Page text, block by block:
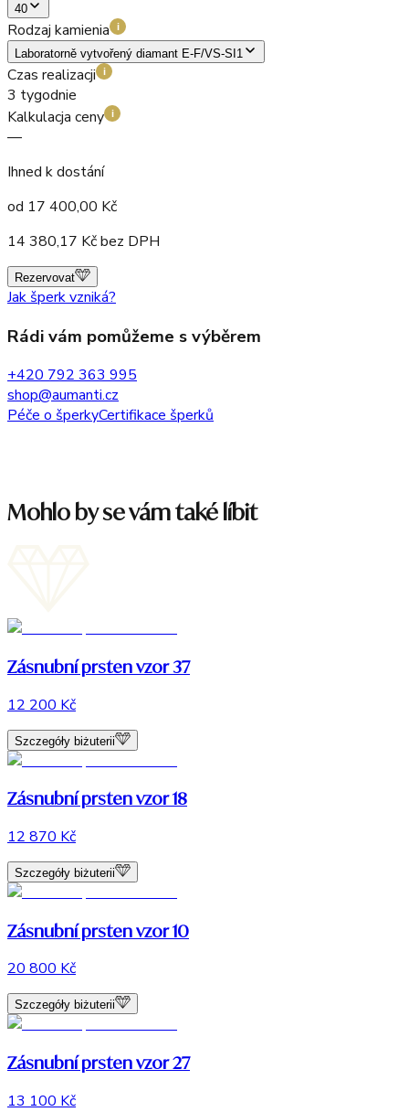
40
Rodzaj kamienia i
Laboratorně vytvořený diamant E-F/VS-SI1
Czas realizacji i
3 tygodnie
Kalkulacja ceny
i
—
Ihned k dostání
od 17 400,00 Kč
14 380,17 Kč bez DPH
Rezervovat
Jak šperk vzniká?
Rádi vám pomůžeme s výběrem
+420 792 363 995
shop@aumanti.cz
Péče o šperkyCertifikace šperků
Mohlo by se vám také líbit
Zásnubní prsten vzor 37
12 200 Kč
Szczegóły biżuterii
Zásnubní prsten vzor 18
12 870 Kč
Szczegóły biżuterii
Zásnubní prsten vzor 10
20 800 Kč
Szczegóły biżuterii
Zásnubní prsten vzor 27
13 100 Kč